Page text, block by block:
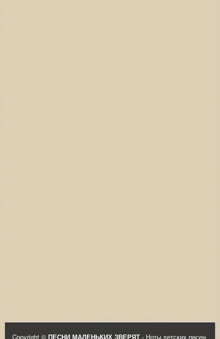
Copyright © ПЕСНИ МАЛЕНЬКИХ ЗВЕРЯТ - Ноты детских песен,